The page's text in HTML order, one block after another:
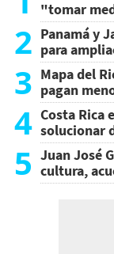
"tomar
2 Panamá y
para
3 Mapa del
pagan
4 Costa Rica
solucionar
5 Juan José
cultura,